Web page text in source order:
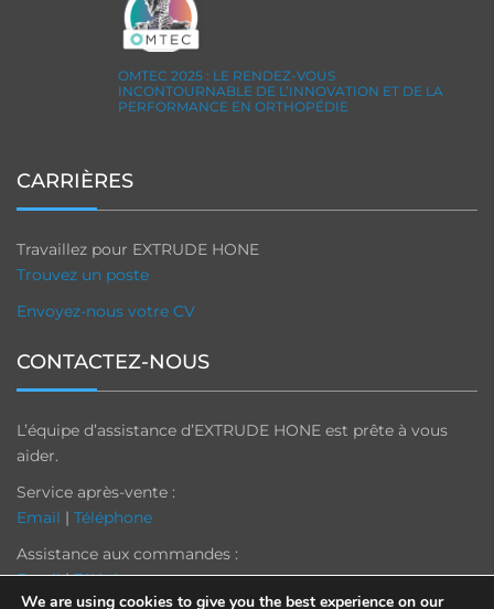
OMTEC 2025 : LE RENDEZ-VOUS
INCONTOURNABLE DE L’INNOVATION ET DE LA
PERFORMANCE EN ORTHOPÉDIE
CARRIÈRES
Travaillez pour EXTRUDE HONE
Trouvez un poste
Envoyez-nous votre CV
CONTACTEZ-NOUS
L’équipe d’assistance d’EXTRUDE HONE est prête à vous
aider.
Service après-vente :
Email | Téléphone
Assistance aux commandes :
Email|Téléphone
We are using cookies to give you the best experience on our